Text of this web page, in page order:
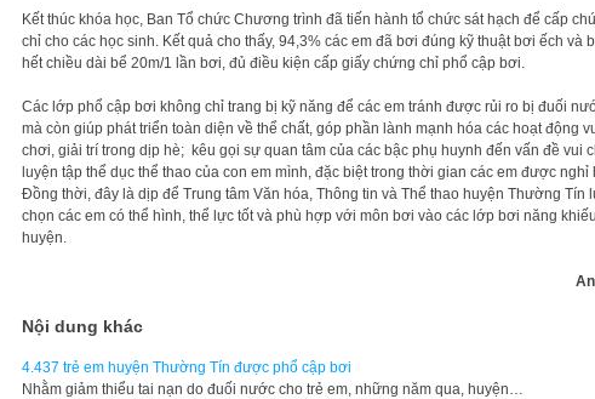
Kết thúc khóa học, Ban Tổ chức Chương trình đã tiến hành tổ chức sát hạch để cấp
chỉ cho các học sinh. Kết quả cho thấy, 94,3% các em đã bơi đúng kỹ thuật bơi ếch và
hết chiều dài bể 20m/1 lần bơi, đủ điều kiện cấp giấy chứng chỉ phổ cập bơi.
Các lớp phổ cập bơi không chỉ trang bị kỹ năng để các em tránh được rủi ro bị đuối
mà còn giúp phát triển toàn diện về thể chất, góp phần lành mạnh hóa các hoạt động
chơi, giải trí trong dịp hè; kêu gọi sự quan tâm của các bậc phụ huynh đến vấn đề vui
luyện tập thể dục thể thao của con em mình, đặc biệt trong thời gian các em được nghỉ
Đồng thời, đây là dịp để Trung tâm Văn hóa, Thông tin và Thể thao huyện Thường Tín
chọn các em có thể hình, thể lực tốt và phù hợp với môn bơi vào các lớp bơi năng
huyện.
Nội dung khác
4.437 trẻ em huyện Thường Tín được phổ cập bơi
Nhằm giảm thiểu tai nạn do đuối nước cho trẻ em, những năm qua, huyện…